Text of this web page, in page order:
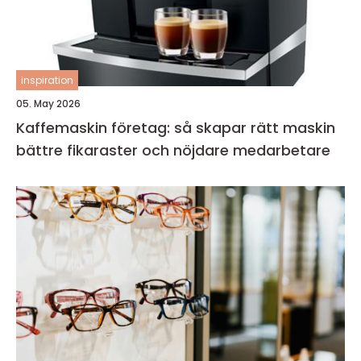
inspiration
05. May 2026
Kaffemaskin företag: så skapar rätt maskin
bättre fikaraster och nöjdare medarbetare